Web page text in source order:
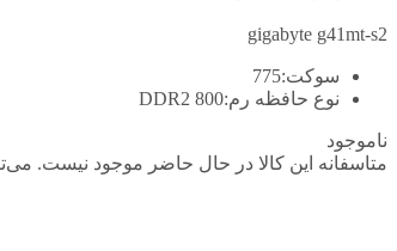
gigabyte g41mt-s2
سوکت:775
نوع حافظه رم:DDR2 800
ناموجود
متاسفانه این کالا در حال حاضر موجود نیست.